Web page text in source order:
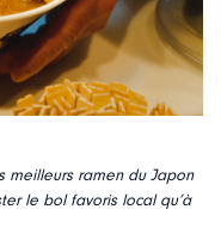
meilleurs ramen du Japon
le bol favoris local qu’à